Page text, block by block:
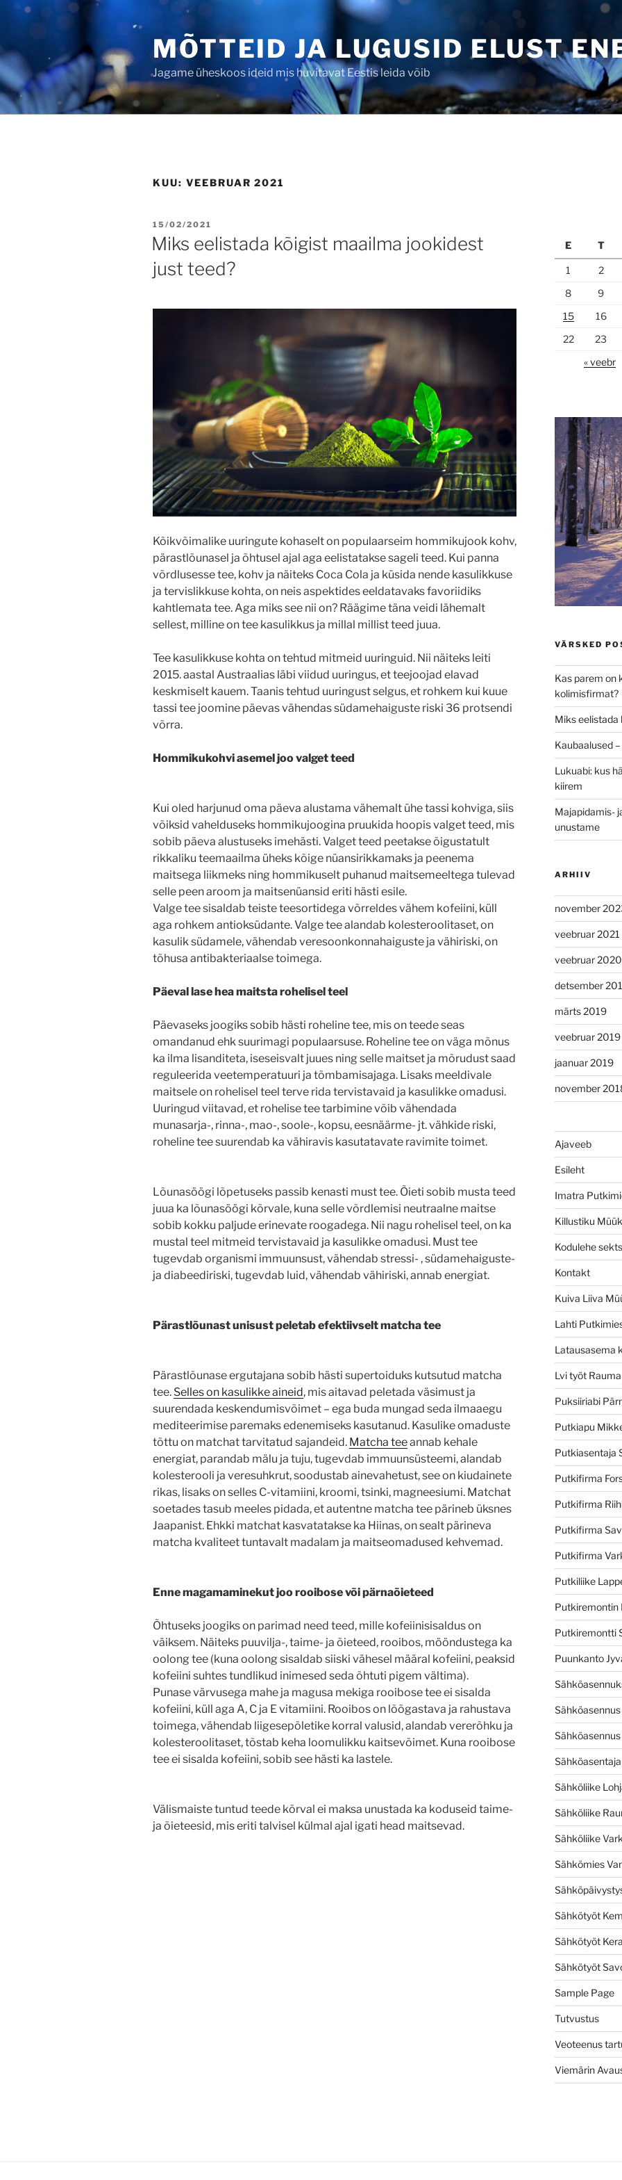
MÕTTEID JA LUGUSID ELUST
Jagame üheskoos ideid mis huvitavat Eestis leida võib
KUU: VEEBRUAR 2021
POSTED
ON
15/02/2021
Miks eelistada kõigist maailma jookidest
just teed?
Kõikvõimalike uuringute kohaselt on populaarseim hommikujook kohv,
pärastlõunasel ja õhtusel ajal aga eelistatakse sageli teed. Kui panna
võrdlusesse tee, kohv ja näiteks Coca Cola ja küsida nende kasulikkuse
ja tervislikkuse kohta, on neis aspektides eeldatavaks favoriidiks
kahtlemata tee. Aga miks see nii on? Räägime täna veidi lähemalt
sellest, milline on tee kasulikkus ja millal millist teed juua.
Tee kasulikkuse kohta on tehtud mitmeid uuringuid. Nii näiteks leiti
2015. aastal Austraalias läbi viidud uuringus, et teejoojad elavad
keskmiselt kauem. Taanis tehtud uuringust selgus, et rohkem kui kuue
tassi tee joomine päevas vähendas südamehaiguste riski 36 protsendi
võrra.
Hommikukohvi asemel joo valget teed
Kui oled harjunud oma päeva alustama vähemalt ühe tassi kohviga, siis
võiksid vahelduseks hommikujoogina pruukida hoopis valget teed, mis
sobib päeva alustuseks imehästi. Valget teed peetakse õigustatult
rikkaliku teemaailma üheks kõige nüansirikkamaks ja peenema
maitsega liikmeks ning hommikuselt puhanud maitsemeeltega tulevad
selle peen aroom ja maitsenüansid eriti hästi esile.
Valge tee sisaldab teiste teesortidega võrreldes vähem kofeiini, küll
aga rohkem antioksüdante. Valge tee alandab kolesteroolitaset, on
kasulik südamele, vähendab veresoonkonnahaiguste ja vähiriski, on
tõhusa antibakteriaalse toimega.
Päeval lase hea maitsta rohelisel teel
Päevaseks joogiks sobib hästi roheline tee, mis on teede seas
omandanud ehk suurimagi populaarsuse. Roheline tee on väga mõnus
ka ilma lisanditeta, iseseisvalt juues ning selle maitset ja mõrudust saad
reguleerida veetemperatuuri ja tõmbamisajaga. Lisaks meeldivale
maitsele on rohelisel teel terve rida tervistavaid ja kasulikke omadusi.
Uuringud viitavad, et rohelise tee tarbimine võib vähendada
munasarja-, rinna-, mao-, soole-, kopsu, eesnäärme- jt. vähkide riski,
roheline tee suurendab ka vähiravis kasutatavate ravimite toimet.
Lõunasöögi lõpetuseks passib kenasti must tee. Õieti sobib musta teed
juua ka lõunasöögi kõrvale, kuna selle võrdlemisi neutraalne maitse
sobib kokku paljude erinevate roogadega. Nii nagu rohelisel teel, on ka
mustal teel mitmeid tervistavaid ja kasulikke omadusi. Must tee
tugevdab organismi immuunsust, vähendab stressi- , südamehaiguste-
ja diabeediriski, tugevdab luid, vähendab vähiriski, annab energiat.
Pärastlõunast unisust peletab efektiivselt matcha tee
Pärastlõunase ergutajana sobib hästi supertoiduks kutsutud matcha
tee. Selles on kasulikke aineid, mis aitavad peletada väsimust ja
suurendada keskendumisvõimet – ega buda mungad seda ilmaaegu
mediteerimise paremaks edenemiseks kasutanud. Kasulike omaduste
tõttu on matchat tarvitatud sajandeid. Matcha teeannab kehale
energiat, parandab mälu ja tuju, tugevdab immuunsüsteemi, alandab
kolesterooli ja veresuhkrut, soodustab ainevahetust, see on kiudainete
rikas, lisaks on selles C-vitamiini, kroomi, tsinki, magneesiumi. Matchat
soetades tasub meeles pidada, et autentne matcha tee pärineb üksnes
Jaapanist. Ehkki matchat kasvatatakse ka Hiinas, on sealt pärineva
matcha kvaliteet tuntavalt madalam ja maitseomadused kehvemad.
Enne magamaminekut joo rooibose või pärnaõieteed
Õhtuseks joogiks on parimad need teed, mille kofeiinisisaldus on
väiksem. Näiteks puuvilja-, taime- ja õieteed, rooibos, mööndustega ka
oolong tee (kuna oolong sisaldab siiski vähesel määral kofeiini, peaksid
kofeiini suhtes tundlikud inimesed seda õhtuti pigem vältima).
Punase värvusega mahe ja magusa mekiga rooibose tee ei sisalda
kofeiini, küll aga A, C ja E vitamiini. Rooibos on lõõgastava ja rahustava
toimega, vähendab liigesepõletike korral valusid, alandab vererõhku ja
kolesteroolitaset, tõstab keha loomulikku kaitsevõimet. Kuna rooibose
tee ei sisalda kofeiini, sobib see hästi ka lastele.
Välismaiste tuntud teede kõrval ei maksa unustada ka koduseid taime-
ja õieteesid, mis eriti talvisel külmal ajal igati head maitsevad.
E
T
1 2
8
9
15
16
22
23
« veebr
VÄRSKED
Kas parem on
kolimisfirmat?
Miks eelistada
Kaubaalused
Lukuabi: kus
kiirem
Majapidamis-
unustame
ARHIIV
november
veebruar 2021
veebruar 2020
detsember
märts 2019
veebruar 2019
jaanuar 2019
november
Ajaveeb
Esileht
Imatra
Killustiku Müük
Kodulehe
Kontakt
Kuiva Liiva
Lahti
Latausasema
Lvi työt Rauma
Puksiiriabi
Putkiapu
Putkiasentaja
Putkifirma
Putkifirma
Putkifirma
Putkifirma
Putkiliike
Putkiremontin
Putkiremontti
Puunkanto
Sähköasennus
Sähköliike
Sähköliike
Sähköliike
Sähkömies
Sähkötyöt
Sähkötyöt
Sähkötyöt
Sample Page
Tutvustus
Veoteenus
Viemärin